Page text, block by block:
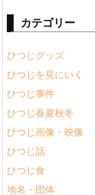
カテゴリー
ひつじグッズ
ひつじを見にいく
ひつじ事件
ひつじ春夏秋冬
ひつじ画像・映像
ひつじ話
ひつじ食
地名・団体